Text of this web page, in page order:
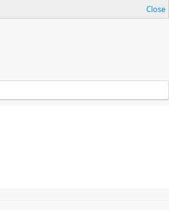
Close